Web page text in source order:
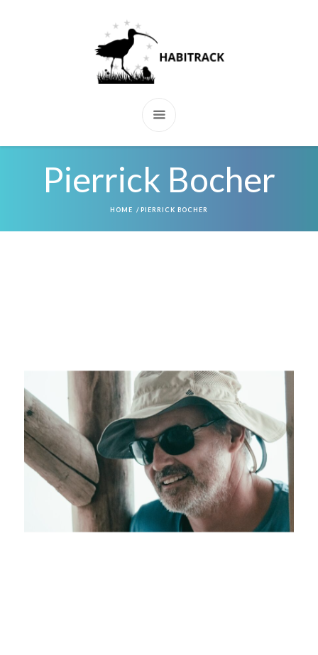
Pierrick Bocher
HOME /PIERRICK BOCHER